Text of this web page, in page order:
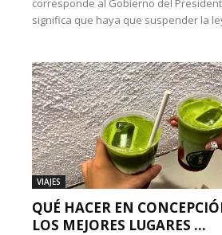
corresponde al Gobierno del
significa que haya que suspender la
VIAJES
QUÉ HACER EN
LOS MEJORES LUGARES ...